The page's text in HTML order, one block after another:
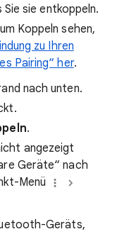
sie entkoppeln.
Koppeln sehen,
zu Ihren
Pairing“ her.
nach unten.
.
angezeigt
Geräte“ nach
Menü
Geräts,